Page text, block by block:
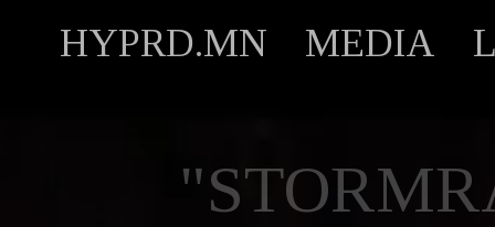
HYPRD.MN MEDIA